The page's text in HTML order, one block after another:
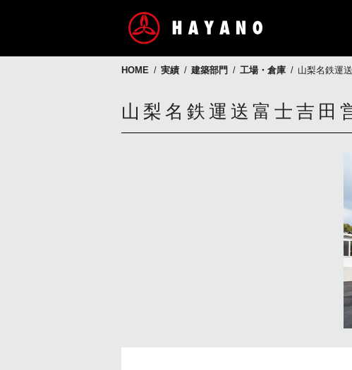
HOME 実績 建築部門 工場・倉庫 山梨名鉄運
山梨名鉄運送 富士吉田